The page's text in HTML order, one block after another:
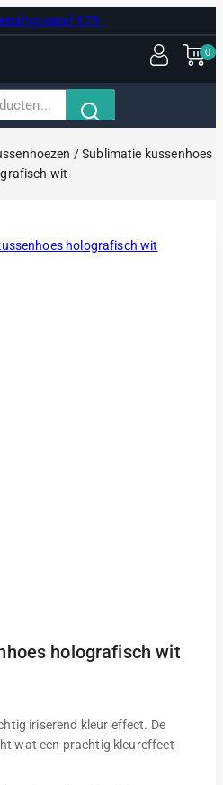
vanaf €75,-
0
/Sublimatie kussenhoes
wit
holografisch wit
iriserend kleur effect. De
wat een prachtig kleureffect